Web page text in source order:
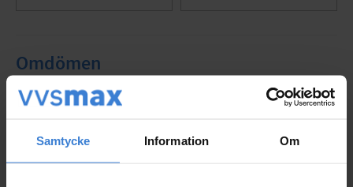
Samtycke Information Om
Omdömen
Du